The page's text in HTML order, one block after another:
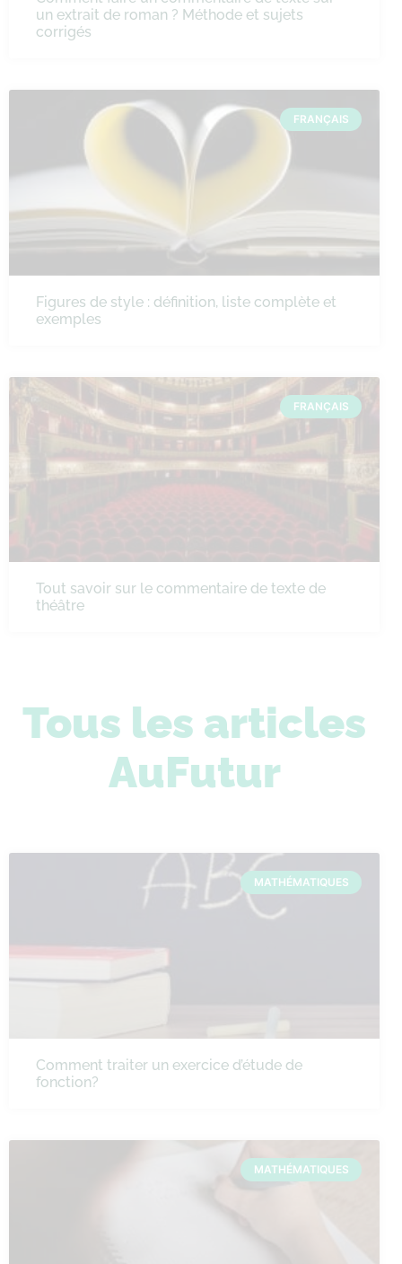
un extrait de roman ? Méthode et sujets
corrigés
FRANÇAIS
Figures de style : définition, liste complète et
exemples
FRANÇAIS
Tout savoir sur le commentaire de texte de
théâtre
Tous les articles
AuFutur
MATHÉMATIQUES
Comment traiter un exercice d’étude de
fonction?
MATHÉMATIQUES